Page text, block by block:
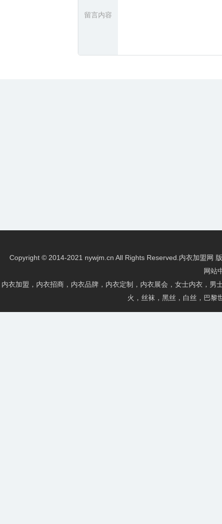
Copyright © 2014-2021 nywjm.cn All Rights Reserved.内衣加盟网
网站
内衣加盟，内衣招商，内衣品牌，内衣定制，内衣展会，女士内衣，
火，丝袜，黑丝，白丝，巴黎